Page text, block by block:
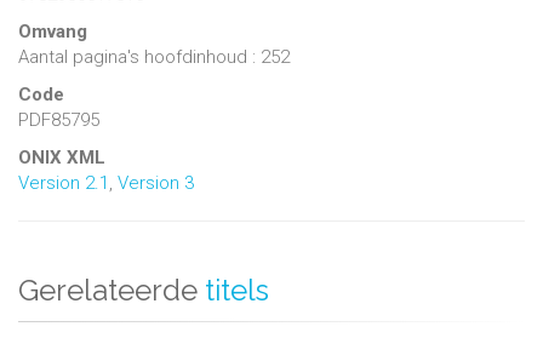
Omvang
Aantal pagina's hoofdinhoud : 252
Code
PDF85795
ONIX XML
Version 2.1 , Version 3
Gerelateerde titels